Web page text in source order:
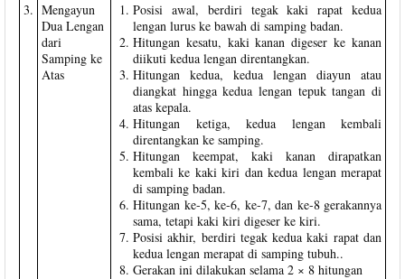
3. Mengayun
Dua Lengan
dari
Samping ke
Atas
Posisi awal, berdiri tegak kaki rapat kedua
lengan lurus ke bawah di samping badan.
Hitungan kesatu, kaki kanan digeser ke kanan
diikuti kedua lengan direntangkan.
Hitungan kedua, kedua lengan diayun atau
diangkat hingga kedua lengan tepuk tangan di
atas kepala.
Hitungan ketiga, kedua lengan kembali
direntangkan ke samping.
Hitungan keempat, kaki kanan dirapatkan
kembali ke kaki kiri dan kedua lengan merapat
di samping badan.
Hitungan ke-5, ke-6, ke-7, dan ke-8 gerakannya
sama, tetapi kaki kiri digeser ke kiri.
Posisi akhir, berdiri tegak kedua kaki rapat dan
kedua lengan merapat di samping tubuh..
Gerakan ini dilakukan selama 2 × 8 hitungan